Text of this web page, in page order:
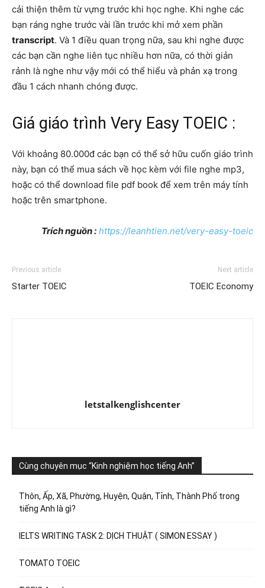
cải thiện thêm từ vựng trước khi học nghe. Khi nghe các
bạn ráng nghe trước vài lần trước khi mở xem phần
transcript. Và 1 điều quan trọng nữa, sau khi nghe được
các bạn cần nghe liên tục nhiều hơn nữa, có thời giản
rảnh là nghe như vậy mới có thể hiểu và phản xạ trong
đầu 1 cách nhanh chóng được.
Giá giáo trình Very Easy TOEIC :
Với khoảng 80.000đ các bạn có thể sở hữu cuốn giáo trình
này, bạn có thể mua sách về học kèm với file nghe mp3,
hoặc có thể download file pdf book để xem trên máy tính
hoặc trên smartphone.
Trích nguồn : https://leanhtien.net/very-easy-toeic
Previous article
Starter TOEIC
Next article
TOEIC Economy
letstalkenglishcenter
Cùng chuyên mục “Kinh nghiệm học tiếng Anh”
Thôn, Ấp, Xã, Phường, Huyện, Quận, Tỉnh, Thành Phố trong
tiếng Anh là gì?
IELTS WRITING TASK 2: DỊCH THUẬT ( SIMON ESSAY )
TOMATO TOEIC